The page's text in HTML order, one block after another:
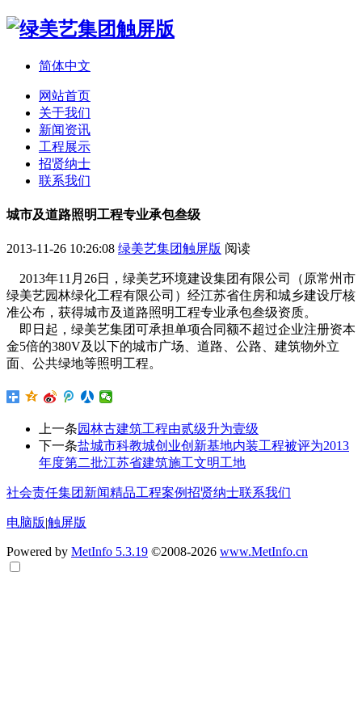
简体中文
网站首页
关于我们
新闻资讯
工程展示
招贤纳士
联系我们
城市及道路照明工程专业承包叁级
2013-11-26 10:26:08 绿美艺集团触屏版 阅读
2013年11月26日，绿美艺环境建设集团有限公司（原常州市
绿美艺园林绿化工程有限公司）经江苏省住房和城乡建设厅核
准公布，获得城市及道路照明工程专业承包叁级资质。
即日起，绿美艺集团可承担单项合同额不超过企业注册资本
金5倍的380V及以下的城市广场、道路、公路、建筑物外立
面、公共绿地等照明工程。
上一条园林古建筑工程由贰级升为壹级
下一条盐城市科教城创业创新基地内装工程被评为2013
年度第二批江苏省建筑施工文明工地
社会责任集团新闻精品工程案例招贤纳士联系我们
电脑版|触屏版
Powered by MetInfo 5.3.19 ©2008-2026 www.MetInfo.cn